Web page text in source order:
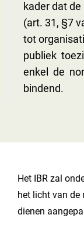
kader dat
(art. 31, §7
tot
publiek
enkel de
bindend.
Het IBR zal
het licht van de
dienen